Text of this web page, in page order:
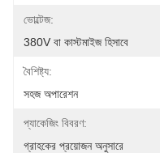
ভোল্টেজ:
380V বা কাস্টমাইজ হিসাবে
বৈশিষ্ট্য:
সহজ অপারেশন
প্যাকেজিং বিবরণ:
গ্রাহকের প্রয়োজন অনুসারে